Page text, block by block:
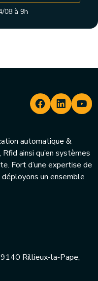
08 à 9h
automatique &
ainsi qu’en systèmes
Fort d’une expertise de
un ensemble
Rillieux-la-Pape,